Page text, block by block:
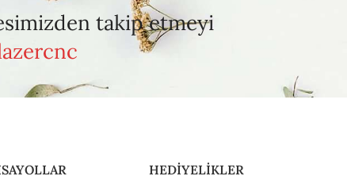
takip etmeyi
HEDİYELİKLER